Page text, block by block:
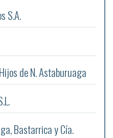
S.A.
de N. Astaburuaga
Bastarrica y Cía.